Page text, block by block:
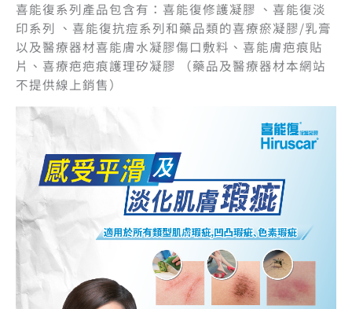
喜能復系列產品包含有：喜能復修護凝膠 、喜能復淡
印系列 、喜能復抗痘系列和藥品類的喜療瘀凝膠/乳膏
以及醫療器材喜能膚水凝膠傷口敷料、喜能膚疤痕貼
片、喜療疤疤痕護理矽凝膠 （藥品及醫療器材本網站
不提供線上銷售）